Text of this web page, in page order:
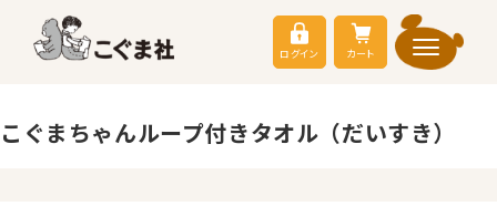
ログイン カート
こぐまちゃんループ付きタオル（だいすき）